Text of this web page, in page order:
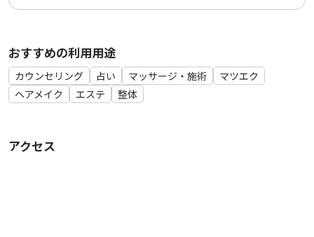
おすすめの利用用途
カウンセリング 占い マッサージ・施術
マツエク
ヘアメイク
エステ 整体
アクセス